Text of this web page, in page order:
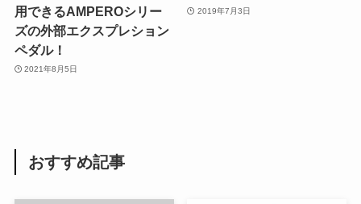
用できるAMPEROシリー
ズの外部エクスプレション
ペダル！
2021年8月5日
2019年7月3日
おすすめ記事